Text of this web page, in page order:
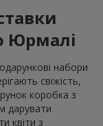
Юрмалі
набори
свіжість,
коробка з
дарувати
квіти з